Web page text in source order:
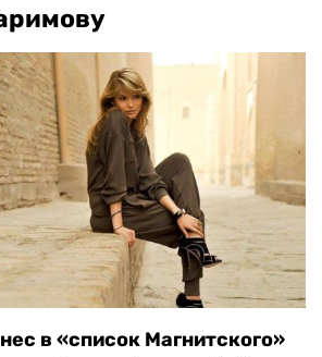
в «список Магнитского»